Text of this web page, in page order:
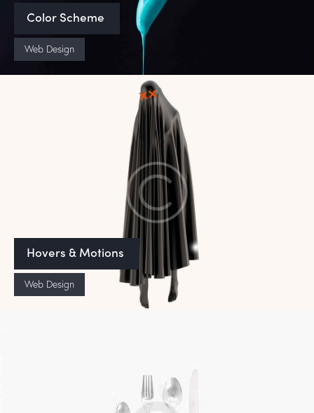
Color Scheme
Web Design
Hovers & Motions
Web Design